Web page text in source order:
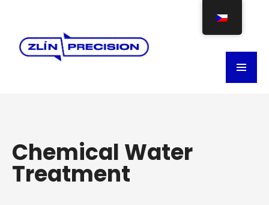
Chemical Water
Treatment